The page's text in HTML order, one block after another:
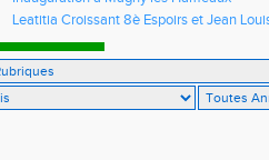
Leatitia Croissant 8è Espoirs et Jean